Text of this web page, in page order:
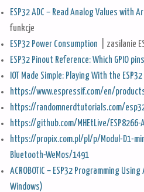
ESP32 ADC – Read Analog Values with
funkcje
ESP32 Power Consumption | zasilanie
ESP32 Pinout Reference: Which GPIO
IOT Made Simple: Playing With the
https://www.espressif.com/en/
https://randomnerdtutorials.com/
https://github.com/MHEtLive/
https://propix.com.pl/pl/p/Modul-D1-
Bluetooth-WeMos/1491
ACROBOTIC – ESP32 Programming Using
Windows)